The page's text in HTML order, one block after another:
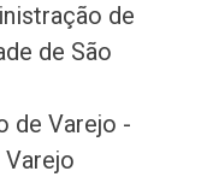
de
de São
de Varejo -